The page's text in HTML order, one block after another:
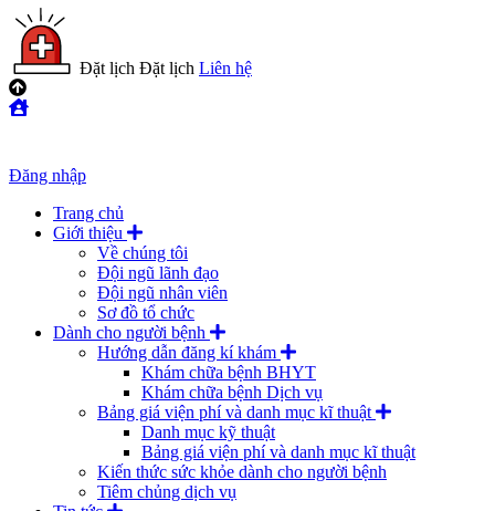
Đặt lịch Đặt lịch Liên hệ
Đăng nhập
Trang chủ
Giới thiệu
Về chúng tôi
Đội ngũ lãnh đạo
Đội ngũ nhân viên
Sơ đồ tổ chức
Dành cho người bệnh
Hướng dẫn đăng kí khám
Khám chữa bệnh BHYT
Khám chữa bệnh Dịch vụ
Bảng giá viện phí và danh mục kĩ thuật
Danh mục kỹ thuật
Bảng giá viện phí và danh mục kĩ thuật
Kiến thức sức khỏe dành cho người bệnh
Tiêm chủng dịch vụ